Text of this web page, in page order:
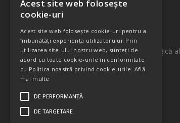
Centrul de Informare Tehnologică al
INCDTIM Cluj-Napoca
Email: tto@itim-cj.ro
Tel.: +40 264 58 40 37
Acest site web folosește
cookie-uri
Acest site web folosește cookie-uri pentru a
îmbunătăți experiența utilizatorului. Prin
utilizarea site-ului nostru web, sunteți de
acord cu toate cookie-urile în conformitate
cu Politica noastră privind cookie-urile. Află
mai multe
DE PERFORMANȚĂ
DE TARGETARE